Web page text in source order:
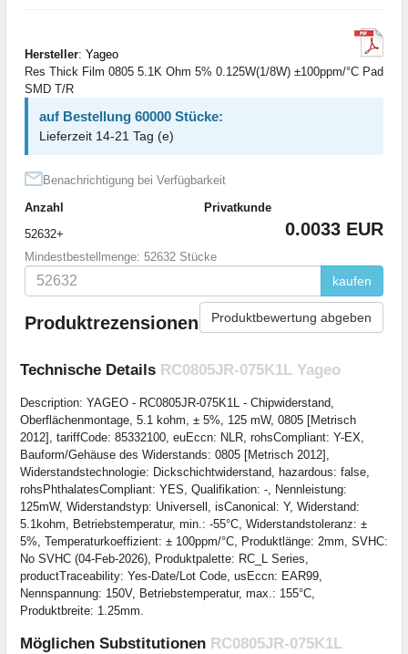
Hersteller: Yageo
Res Thick Film 0805 5.1K Ohm 5% 0.125W(1/8W) ±100ppm/°C Pad
SMD T/R
auf Bestellung 60000 Stücke:
Lieferzeit 14-21 Tag (e)
Benachrichtigung bei Verfügbarkeit
Anzahl
Privatkunde
52632+
0.0033 EUR
Mindestbestellmenge: 52632 Stücke
kaufen
Produktrezensionen Produktbewertung abgeben
Technische Details RC0805JR-075K1L Yageo
Description: YAGEO - RC0805JR-075K1L - Chipwiderstand,
Oberflächenmontage, 5.1 kohm, ± 5%, 125 mW, 0805 [Metrisch
2012], tariffCode: 85332100, euEccn: NLR, rohsCompliant: Y-EX,
Bauform/Gehäuse des Widerstands: 0805 [Metrisch 2012],
Widerstandstechnologie: Dickschichtwiderstand, hazardous: false,
rohsPhthalatesCompliant: YES, Qualifikation: -, Nennleistung:
125mW, Widerstandstyp: Universell, isCanonical: Y, Widerstand:
5.1kohm, Betriebstemperatur, min.: -55°C, Widerstandstoleranz: ±
5%, Temperaturkoeffizient: ± 100ppm/°C, Produktlänge: 2mm, SVHC:
No SVHC (04-Feb-2026), Produktpalette: RC_L Series,
productTraceability: Yes-Date/Lot Code, usEccn: EAR99,
Nennspannung: 150V, Betriebstemperatur, max.: 155°C,
Produktbreite: 1.25mm.
Möglichen Substitutionen RC0805JR-075K1L